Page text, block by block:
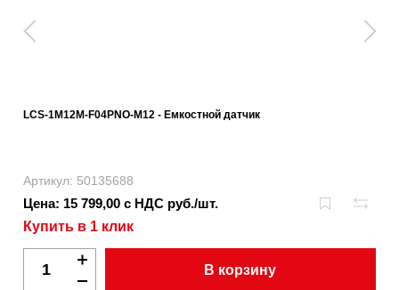
LCS-1M12M-F04PNO-M12 - Емкостной датчик
Артикул: 50135688
Цена: 15 799,00 с НДС руб./шт.
Купить в 1 клик
В корзину